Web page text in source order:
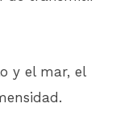
y el mar, el